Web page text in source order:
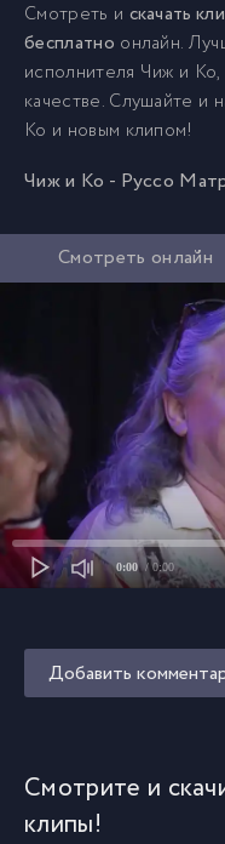
Смотреть и скачать
бесплатно онлайн.
исполнителя Чиж и
качестве. Слушайте и
Ко и новым клипом!
Чиж и Ко - Руссо
Смотреть онлайн
0:00 / 0:00
Добавить
Смотрите и
клипы!